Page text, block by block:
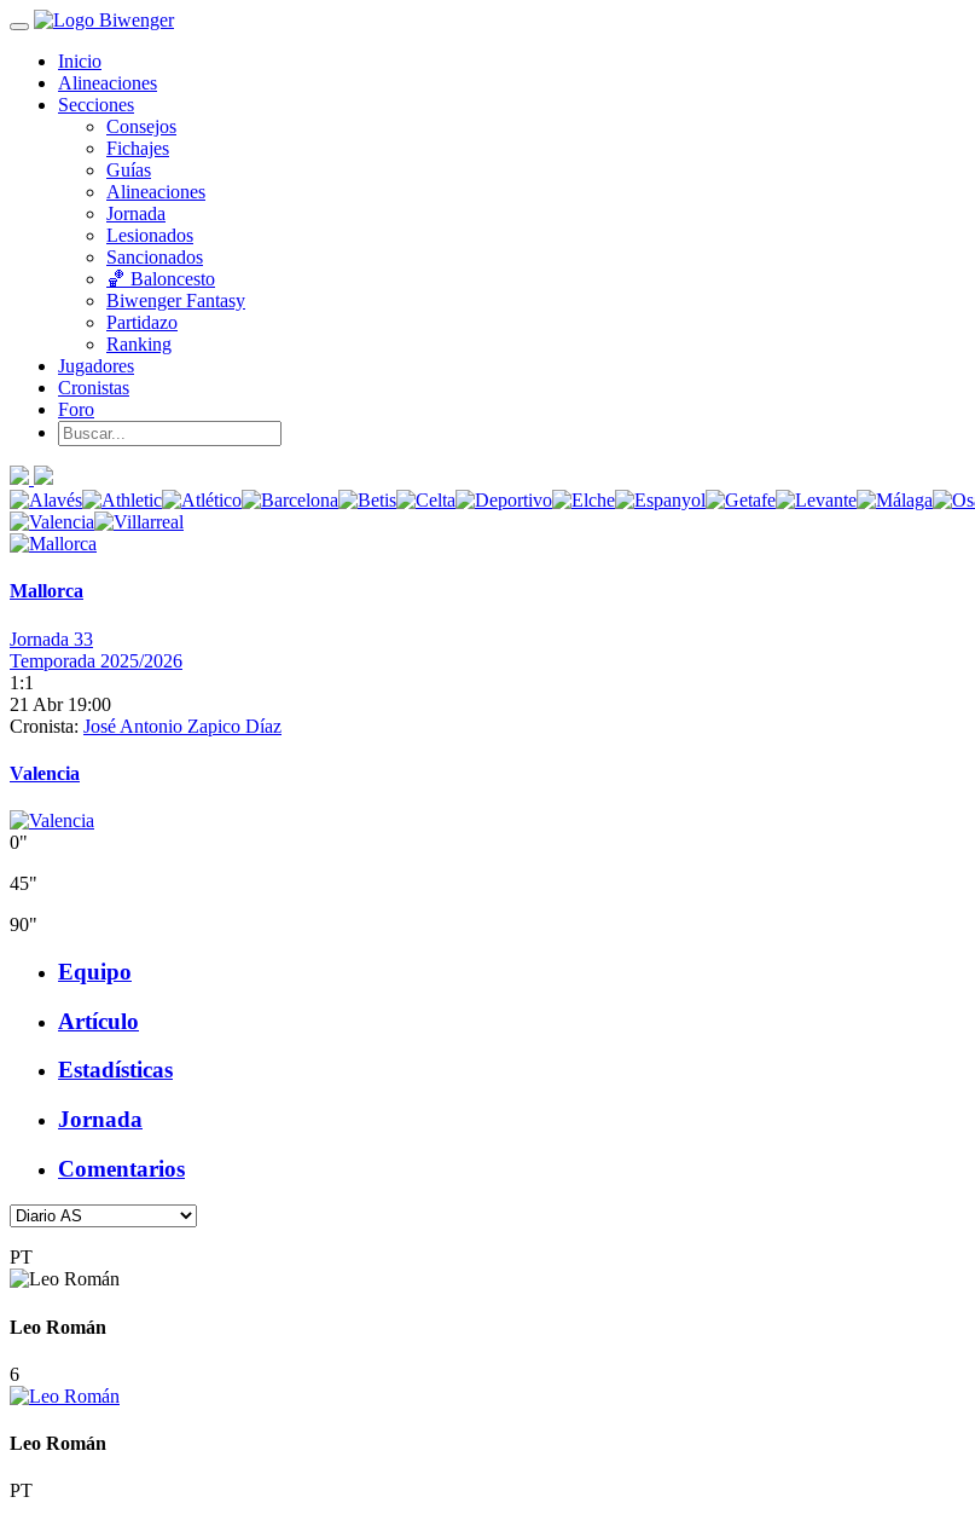
Inicio
Alineaciones
Secciones
Consejos
Fichajes
Guías
Alineaciones
Jornada
Lesionados
Sancionados
🏀 Baloncesto
Biwenger Fantasy
Partidazo
Ranking
Jugadores
Cronistas
Foro
Mallorca
Jornada 33
Temporada 2025/2026
1:1
21 Abr 19:00
Cronista: José Antonio Zapico Díaz
Valencia
0"
45"
90"
Equipo
Artículo
Estadísticas
Jornada
Comentarios
PT
Leo Román
6
Leo Román
PT